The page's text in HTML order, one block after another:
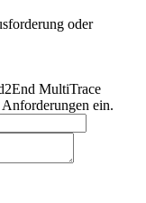
oder
MultiTrace
ein.